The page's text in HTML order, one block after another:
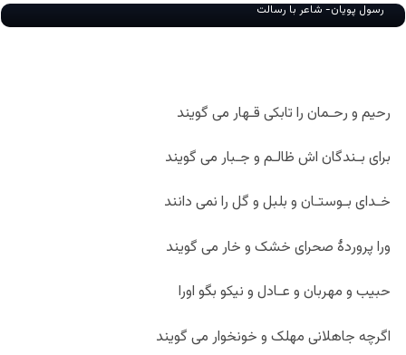
رسول پویان- شاعر با رسالت
رحیم و رحـمان را تابکی قـهار می گویند
برای بـندگان اش ظالـم و جـبار می گویند
خـدای بـوستـان و بلبل و گل را نمی دانند
ورا پروردۀ صحرای خشک و خار می گویند
حبیب و مهربان و عـادل و نیکو بگو اورا
اگرچه جاهلانی مهلک و خونخوار می گویند